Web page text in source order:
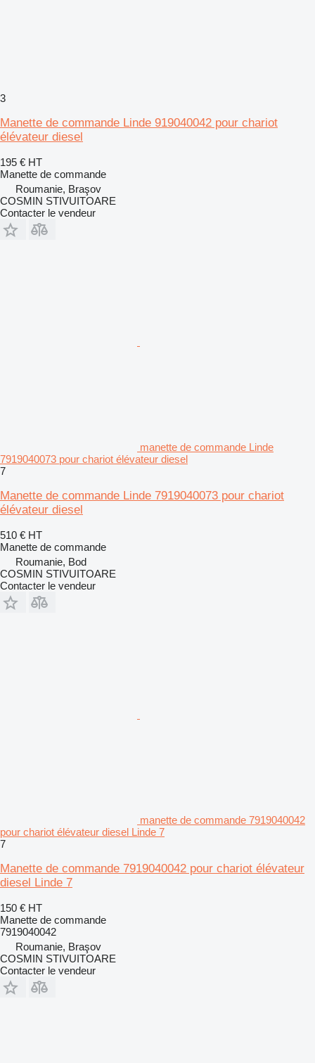
3
Manette de commande Linde 919040042 pour chariot
élévateur diesel
195 € HT
Manette de commande
Roumanie, Braşov
COSMIN STIVUITOARE
Contacter le vendeur
manette de commande Linde
7919040073 pour chariot élévateur diesel
7
Manette de commande Linde 7919040073 pour chariot
élévateur diesel
510 € HT
Manette de commande
Roumanie, Bod
COSMIN STIVUITOARE
Contacter le vendeur
manette de commande 7919040042
pour chariot élévateur diesel Linde 7
7
Manette de commande 7919040042 pour chariot élévateur
diesel Linde 7
150 € HT
Manette de commande
7919040042
Roumanie, Braşov
COSMIN STIVUITOARE
Contacter le vendeur